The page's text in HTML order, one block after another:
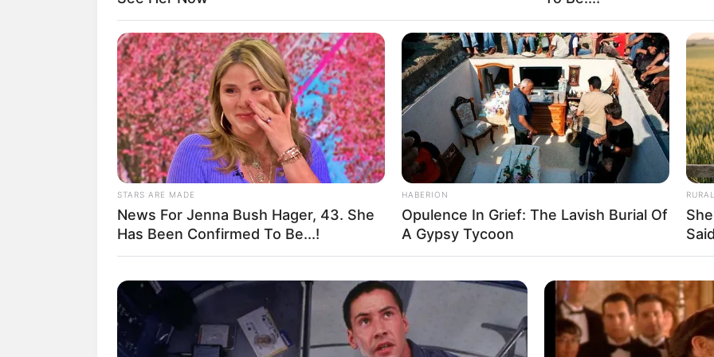
Helicóptero pousa da Avenida Brasil para pegar órgãos para transplante — Foto: Reprodução/TV
Globo.
O momento em que o Rio parou pela vida
A complexa operação de transporte foi acompanhada por repórteres e cidadãos que testemunharam uma rara
união entre agentes públicos e a população.
O carro que levava os órgãos ficou preso em um
, obrigando a equipe a parar o trânsito e improvisar um pouso de
STARS ARE MADE
News For Jenna Bush Hager, 43. She
Has Been Confirmed To Be...!
HABERION
Opulence In Grief: The Lavish Burial Of
A Gypsy Tycoon